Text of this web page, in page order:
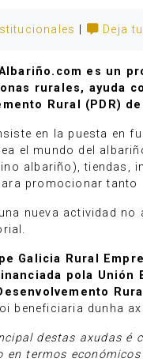
Deja
es un
rurales, ayuda
Rural (PDR)
en la puesta en
el mundo del
albariño), tiendas,
promocionar
nueva actividad
Galicia Rural
pola Unión
beneficiaria dunha
destas axudas é
termos económicos